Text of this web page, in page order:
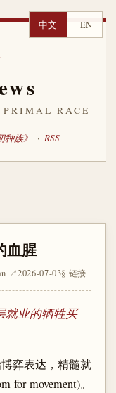
中文 EN
RACE
种族》 · RSS
血腥
↗2026-07-03§ 链接
就业的牺牲买
弈表达，精髓就
movement)。